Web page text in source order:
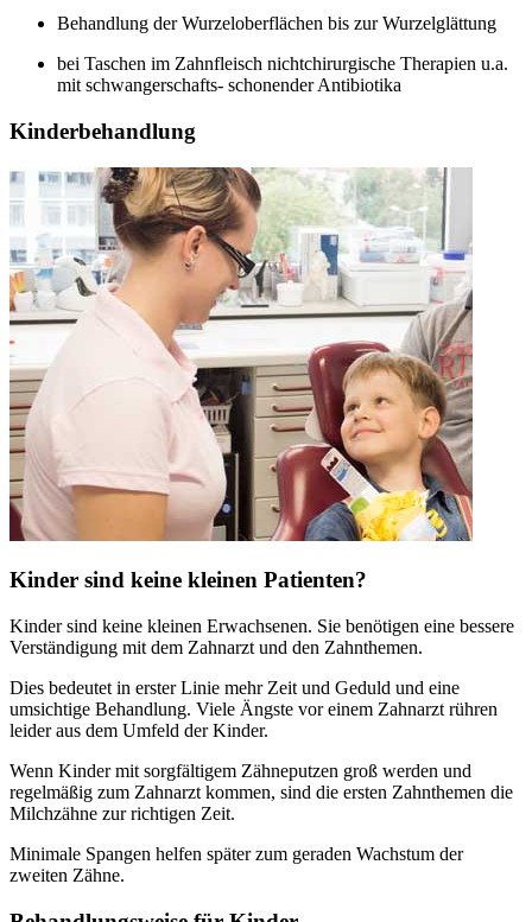
Behandlung der Wurzeloberflächen bis zur Wurzelglättung
bei Taschen im Zahnfleisch nichtchirurgische Therapien u.a.
mit schwangerschafts- schonender Antibiotika
Kinderbehandlung
Kinder sind keine kleinen Patienten?
Kinder sind keine kleinen Erwachsenen. Sie benötigen eine bessere
Verständigung mit dem Zahnarzt und den Zahnthemen.
Dies bedeutet in erster Linie mehr Zeit und Geduld und eine
umsichtige Behandlung. Viele Ängste vor einem Zahnarzt rühren
leider aus dem Umfeld der Kinder.
Wenn Kinder mit sorgfältigem Zähneputzen groß werden und
regelmäßig zum Zahnarzt kommen, sind die ersten Zahnthemen die
Milchzähne zur richtigen Zeit.
Minimale Spangen helfen später zum geraden Wachstum der
zweiten Zähne.